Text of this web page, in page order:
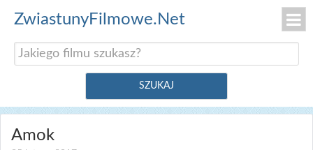
ZwiastunyFilmowe.Net
Amok